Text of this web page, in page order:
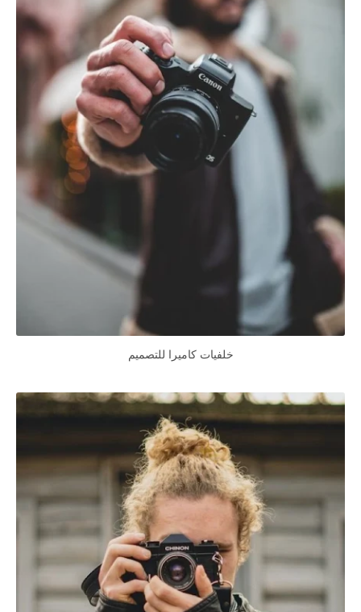
خلفيات كاميرا للتصميم